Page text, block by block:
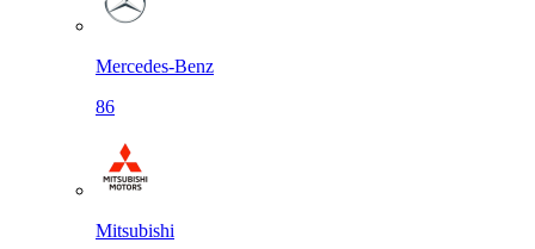
Mercedes-Benz
86
Mitsubishi